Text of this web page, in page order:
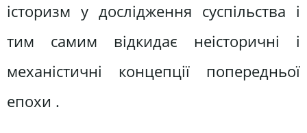
історизм у дослідження суспільства і
тим самим відкидає неісторичні і
механістичні концепції попередньої
епохи .